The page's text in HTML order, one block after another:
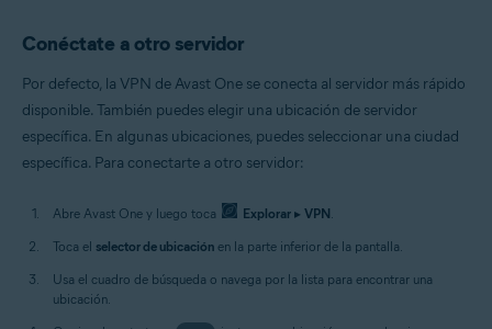
Conéctate a otro servidor
Por defecto, la VPN de Avast One se conecta al servidor más rápido
disponible. También puedes elegir una ubicación de servidor
específica. En algunas ubicaciones, puedes seleccionar una ciudad
específica. Para conectarte a otro servidor:
Abre Avast One y luego toca Explorar ▸ VPN.
Toca el selector de ubicación en la parte inferior de la pantalla.
Usa el cuadro de búsqueda o navega por la lista para encontrar una
ubicación.